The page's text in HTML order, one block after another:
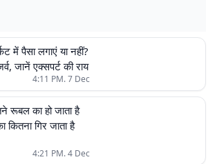
में पैसा लगाएं या नहीं?
जानें एक्सपर्ट की राय
4:11 PM. 7 Dec
रूबल का हो जाता है
गिर जाता है
4:21 PM. 4 Dec